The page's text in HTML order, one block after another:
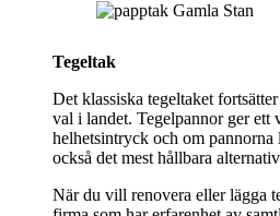
Tegeltak
Det klassiska tegeltaket
val i landet. Tegelpannor ger ett
helhetsintryck och om pannorna
också det mest hållbara
När du vill renovera eller lägga